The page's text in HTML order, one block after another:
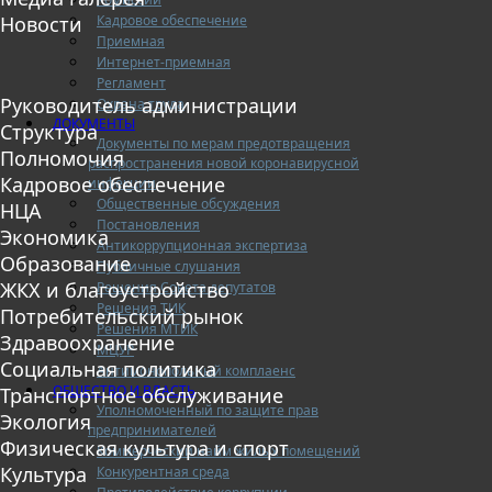
Кадровое обеспечение
Приемная
Интернет-приемная
Регламент
Охрана труда
ДОКУМЕНТЫ
Документы по мерам предотвращения
распространения новой коронавирусной
инфекции
Общественные обсуждения
Постановления
Антикоррупционная экспертиза
Публичные слушания
Решения Совета депутатов
Решения ТИК
Решения МТИК
МЦУР
Антимонопольный комплаенс
ОБЩЕСТВО И ВЛАСТЬ
Уполномоченный по защите прав
предпринимателей
Коммерческий найм жилых помещений
Конкурентная среда
Новости
Руководитель администрации
Структура
Полномочия
Кадровое обеспечение
НЦА
Экономика
Образование
ЖКХ и благоустройство
Потребительский рынок
Здравоохранение
Социальная политика
Транспортное обслуживание
Экология
Физическая культура и спорт
Культура